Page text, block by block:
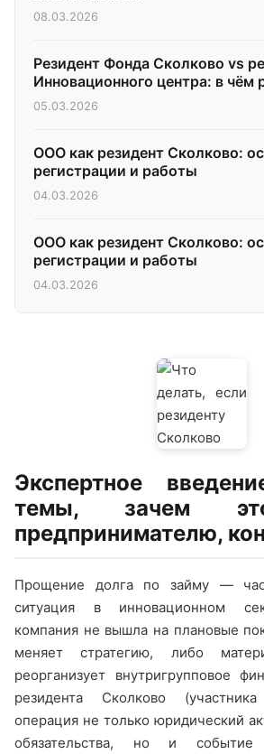
Экспертное
темы, зачем
предпринимателю,
Прощение долга по займу —
ситуация в инновационном
компания не вышла на плановые
меняет стратегию, либо
реорганизует внутригрупповое
резидента Сколково
операция не только юридический
обязательства, но и
08.03.2026
Резидент Фонда Сколково vs
Инновационного центра: в чём
05.03.2026
ООО как резидент Сколково:
регистрации и работы
04.03.2026
ООО как резидент Сколково:
регистрации и работы
04.03.2026